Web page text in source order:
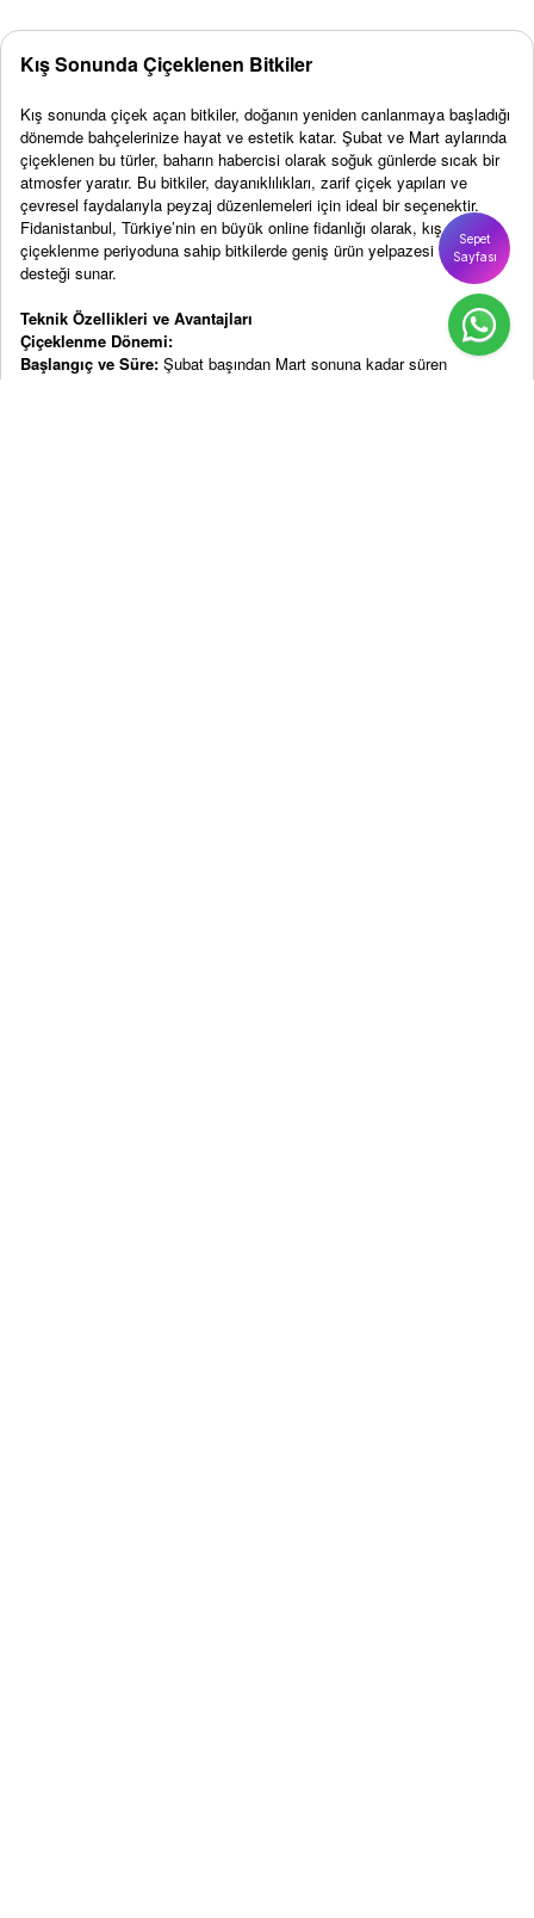
Sepet
Sayfası
Kış Sonunda Çiçeklenen Bitkiler
Kış sonunda çiçek açan bitkiler, doğanın yeniden canlanmaya başladığı
dönemde bahçelerinize hayat ve estetik katar. Şubat ve Mart aylarında
çiçeklenen bu türler, baharın habercisi olarak soğuk günlerde sıcak bir
atmosfer yaratır. Bu bitkiler, dayanıklılıkları, zarif çiçek yapıları ve
çevresel faydalarıyla peyzaj düzenlemeleri için ideal bir seçenektir.
Fidanistanbul, Türkiye’nin en büyük online fidanlığı olarak, kış sonu
çiçeklenme periyoduna sahip bitkilerde geniş ürün yelpazesi ve uzman
desteği sunar.
Teknik Özellikleri ve Avantajları
Çiçeklenme Dönemi:
Başlangıç ve Süre: Şubat başından Mart sonuna kadar süren